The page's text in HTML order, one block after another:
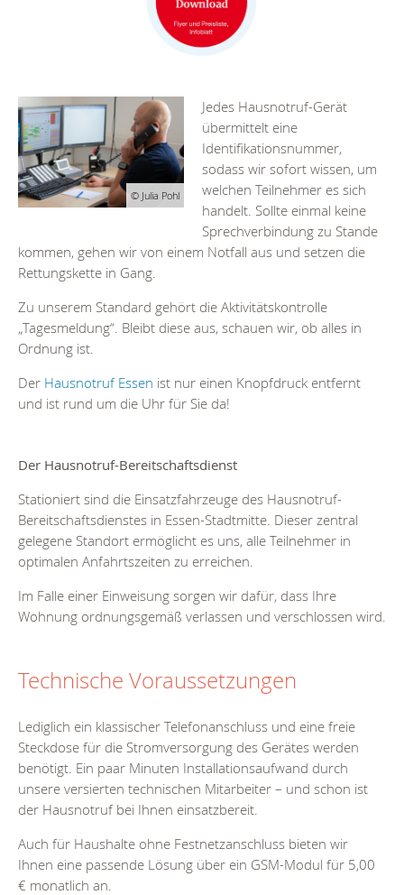
© Julia Pohl
Jedes Hausnotruf-Gerät
übermittelt eine
Identifikationsnummer,
sodass wir sofort wissen, um
welchen Teilnehmer es sich
handelt. Sollte einmal keine
Sprechverbindung zu Stande
kommen, gehen wir von einem Notfall aus und setzen die
Rettungskette in Gang.
Zu unserem Standard gehört die Aktivitätskontrolle
„Tagesmeldung“. Bleibt diese aus, schauen wir, ob alles in
Ordnung ist.
Der Hausnotruf Essen ist nur einen Knopfdruck entfernt
und ist rund um die Uhr für Sie da!
Der Hausnotruf-Bereitschaftsdienst
Stationiert sind die Einsatzfahrzeuge des Hausnotruf-
Bereitschaftsdienstes in Essen-Stadtmitte. Dieser zentral
gelegene Standort ermöglicht es uns, alle Teilnehmer in
optimalen Anfahrtszeiten zu erreichen.
Im Falle einer Einweisung sorgen wir dafür, dass Ihre
Wohnung ordnungsgemäß verlassen und verschlossen wird.
Technische Voraussetzungen
Lediglich ein klassischer Telefonanschluss und eine freie
Steckdose für die Stromversorgung des Gerätes werden
benötigt. Ein paar Minuten Installationsaufwand durch
unsere versierten technischen Mitarbeiter – und schon ist
der Hausnotruf bei Ihnen einsatzbereit.
Auch für Haushalte ohne Festnetzanschluss bieten wir
Ihnen eine passende Lösung über ein GSM-Modul für 5,00
€ monatlich an.